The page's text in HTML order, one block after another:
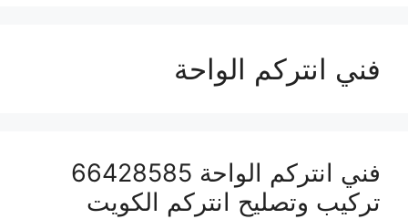
فني انتركم الواحة
فني انتركم الواحة 66428585
تركيب وتصليح انتركم الكويت